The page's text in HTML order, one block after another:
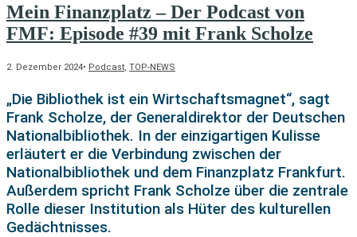
Mein Finanzplatz – Der Podcast von
FMF: Episode #39 mit Frank Scholze
2. Dezember 2024• Podcast, TOP-NEWS
„Die Bibliothek ist ein Wirtschaftsmagnet“, sagt
Frank Scholze, der Generaldirektor der Deutschen
Nationalbibliothek. In der einzigartigen Kulisse
erläutert er die Verbindung zwischen der
Nationalbibliothek und dem Finanzplatz Frankfurt.
Außerdem spricht Frank Scholze über die zentrale
Rolle dieser Institution als Hüter des kulturellen
Gedächtnisses.